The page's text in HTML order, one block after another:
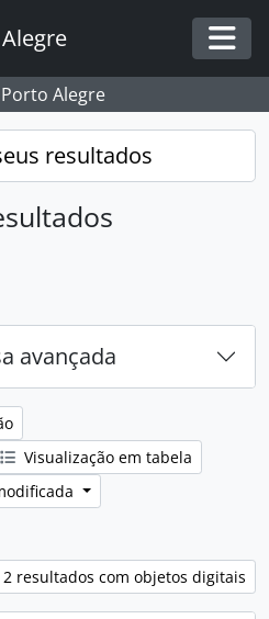
Alegre
resultados
avançada
Visualização em tabela
2 resultados com objetos digitais